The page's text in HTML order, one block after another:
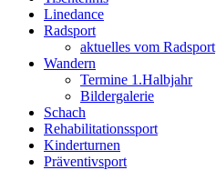
Linedance
Radsport
aktuelles vom Radsport
Wandern
Termine 1.Halbjahr
Bildergalerie
Schach
Rehabilitationssport
Kinderturnen
Präventivsport